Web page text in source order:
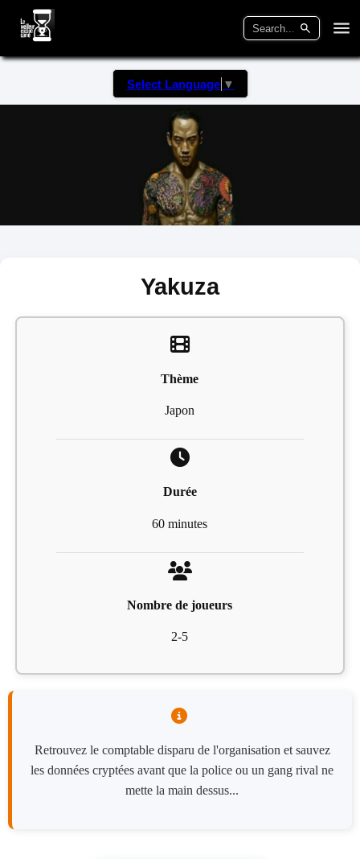
Select Language ▼
Yakuza
Thème
Japon
Durée
60 minutes
Nombre de joueurs
2-5
Retrouvez le comptable disparu de l'organisation et sauvez
les données cryptées avant que la police ou un gang rival ne
mette la main dessus...